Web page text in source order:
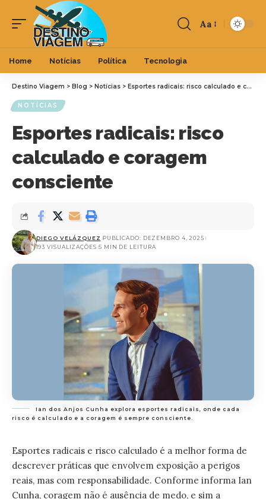
Aa
Home Notícias Política Tecnologia
Destino Viagem > Blog > Notícias > Esportes radicais: risco calculado e coragem consciente
NOTÍCIAS
Esportes radicais: risco
calculado e coragem
consciente
DIEGO VELÁZQUEZ PUBLICADO: DEZEMBRO 4, 2025
193 VISUALIZAÇÕES 5 MIN DE LEITURA
Ian dos Anjos Cunha explora esportes radicais, onde cada
risco é calculado e a coragem é sempre consciente.
Esportes radicais e risco calculado é a melhor forma de
descrever práticas que envolvem exposição a perigos
reais, mas com responsabilidade. Conforme informa Ian
Cunha, coragem não é ausência de medo, e sim a